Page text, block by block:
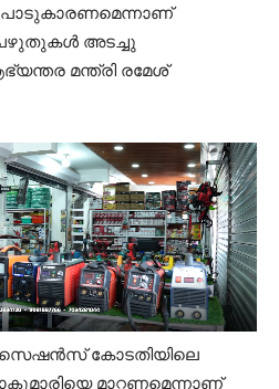
അടച്ചു
മന്ത്രി രമേശ്
സെഷൻസ് കോടതിയിലെ
മാറ്റണമെന്നാണ്